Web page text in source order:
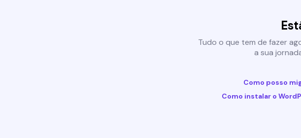
Tudo o que tem de fazer
a sua
Como posso
Como instalar o